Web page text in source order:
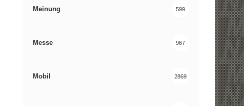
Meinung 599
Messe 967
Mobil 2869